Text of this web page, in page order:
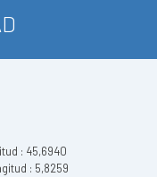
: 45,6940
: 5,8259